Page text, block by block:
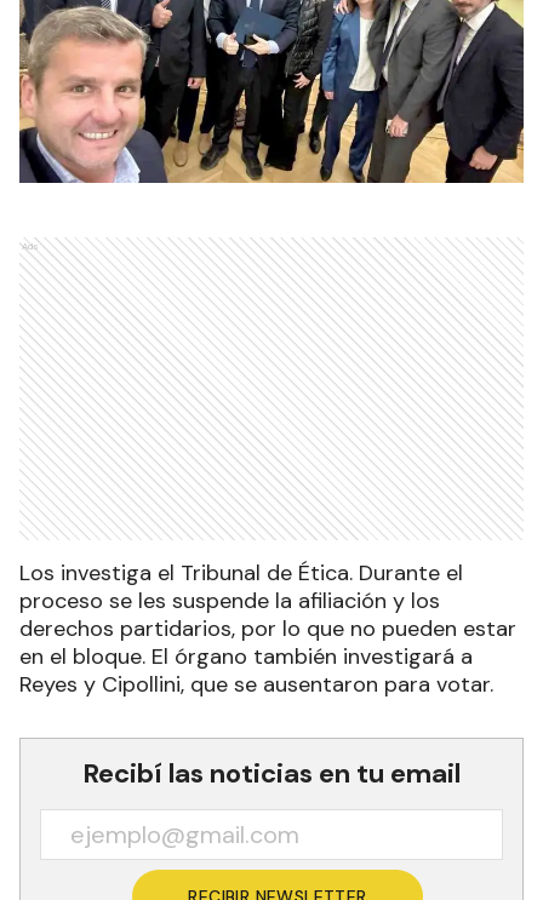
Ads
Los investiga el Tribunal de Ética. Durante el
proceso se les suspende la afiliación y los
derechos partidarios, por lo que no pueden estar
en el bloque. El órgano también investigará a
Reyes y Cipollini, que se ausentaron para votar.
Recibí las noticias en tu email